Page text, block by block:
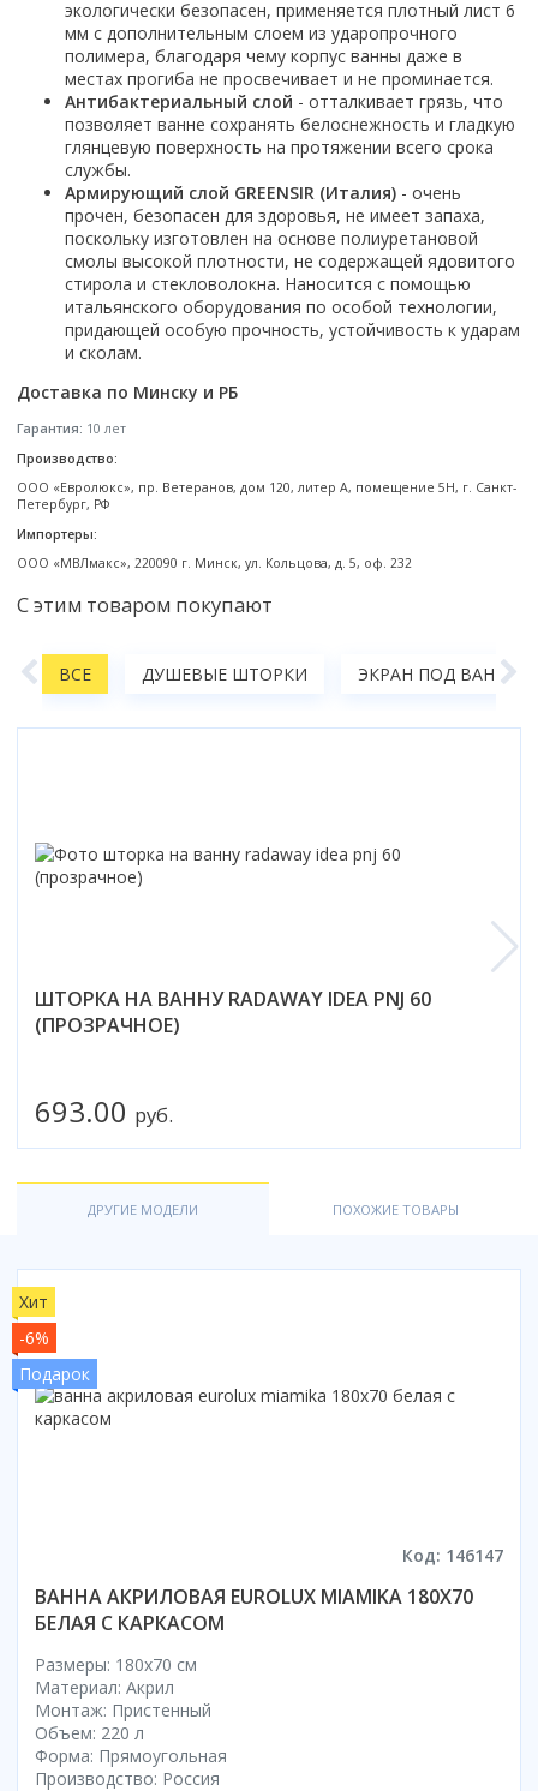
Смотреть все
Способ открывания
С раздвижной дверью
С распашной дверью
Со складной дверью
С открывающейся дверью
Высота кабины
Высокие
Низкие
200 см
До 200 см
Смотреть все
Комплектующие
Сифоны
Ролики
Скребки
Коврик для душевой кабины
Смотреть все
экологически безопасен, применяется плотный лист 6
мм с дополнительным слоем из ударопрочного
полимера, благодаря чему корпус ванны даже в
местах прогиба не просвечивает и не проминается.
Антибактериальный слой - отталкивает грязь, что
позволяет ванне сохранять белоснежность и гладкую
глянцевую поверхность на протяжении всего срока
службы.
Армирующий слой GREENSIR (Италия) - очень
прочен, безопасен для здоровья, не имеет запаха,
поскольку изготовлен на основе полиуретановой
смолы высокой плотности, не содержащей ядовитого
стирола и стекловолокна. Наносится с помощью
итальянского оборудования по особой технологии,
придающей особую прочность, устойчивость к ударам
и сколам.
Доставка по Минску и РБ
Гарантия: 10 лет
Производство:
ООО «Евролюкс», пр. Ветеранов, дом 120, литер А, помещение 5Н, г. Санкт-
Петербург, РФ
Импортеры:
ООО «МВЛмакс», 220090 г. Минск, ул. Кольцова, д. 5, оф. 232
С этим товаром покупают
ВСЕ ДУШЕВЫЕ ШТОРКИ ЭКРАН ПОД ВАННОЙ
ШТОРКА НА ВАННУ RADAWAY IDEA PNJ 60
(ПРОЗРАЧНОЕ)
693.00 руб.
ДРУГИЕ МОДЕЛИ ПОХОЖИЕ ТОВАРЫ
Хит
-6%
Подарок
Код: 146147
ВАННА АКРИЛОВАЯ EUROLUX MIAMIKA 180Х70
БЕЛАЯ С КАРКАСОМ
Размеры: 180x70 cм
Материал: Акрил
Монтаж: Пристенный
Объем: 220 л
Форма: Прямоугольная
Производство: Россия